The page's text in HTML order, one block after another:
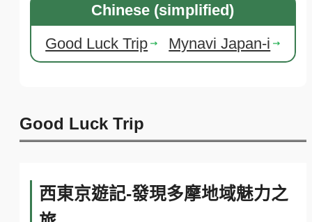
Chinese (simplified)
Good Luck Trip
Mynavi Japan-i
Good Luck Trip
西東京遊記-發現多摩地域魅力之